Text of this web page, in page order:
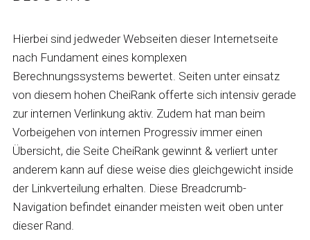
Hierbei sind jedweder Webseiten dieser Internetseite
nach Fundament eines komplexen
Berechnungssystems bewertet. Seiten unter einsatz
von diesem hohen CheiRank offerte sich intensiv gerade
zur internen Verlinkung aktiv. Zudem hat man beim
Vorbeigehen von internen Progressiv immer einen
Übersicht, die Seite CheiRank gewinnt & verliert unter
anderem kann auf diese weise dies gleichgewicht inside
der Linkverteilung erhalten. Diese Breadcrumb-
Navigation befindet einander meisten weit oben unter
dieser Rand.